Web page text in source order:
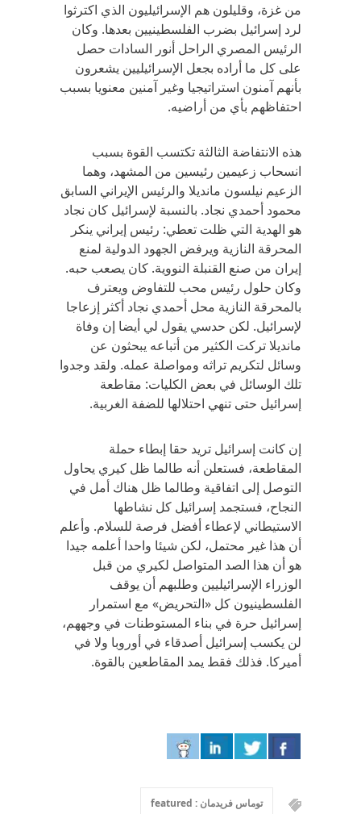
من غزة، وقليلون هم الإسرائيليون الذي اكترثوا
لرد إسرائيل بضرب الفلسطينيين بعدها. وكان
الرئيس المصري الراحل أنور السادات حصل
على كل ما أراده بجعل الإسرائيليين يشعرون
بأنهم آمنون استراتيجيا وغير آمنين معنويا بسبب
احتفاظهم بأي من أراضيه.
هذه الانتفاضة الثالثة تكتسب القوة بسبب
انسحاب زعيمين رئيسين من المشهد، وهما
الزعيم نيلسون مانديلا والرئيس الإيراني السابق
محمود أحمدي نجاد. بالنسبة لإسرائيل كان نجاد
هو الهدية التي ظلت تعطي: رئيس إيراني ينكر
المحرقة النازية ويرفض الجهود الدولية لمنع
إيران من صنع القنبلة النووية. كان يصعب حبه.
وكان حلول رئيس محب للتفاوض ويعترف
بالمحرقة النازية محل أحمدي نجاد أكثر إزعاجا
لإسرائيل. لكن حدسي يقول لي أيضا إن وفاة
مانديلا تركت الكثير من أتباعه يبحثون عن
وسائل لتكريم تراثه ومواصلة عمله. ولقد وجدوا
تلك الوسائل في بعض الكليات: مقاطعة
إسرائيل حتى تنهي احتلالها للضفة الغربية.
إن كانت إسرائيل تريد حقا إبطاء حملة
المقاطعة، فستعلن أنه طالما ظل كيري يحاول
التوصل إلى اتفاقية وطالما ظل هناك أمل في
النجاح، فستجمد إسرائيل كل نشاطها
الاستيطاني لإعطاء أفضل فرصة للسلام. وأعلم
أن هذا غير محتمل، لكن شيئا واحدا أعلمه جيدا
هو أن هذا الصد المتواصل لكيري من قبل
الوزراء الإسرائيليين وطلبهم أن يوقف
الفلسطينيون كل «التحريض» مع استمرار
إسرائيل حرة في بناء المستوطنات في وجههم،
لن يكسب إسرائيل أصدقاء في أوروبا ولا في
أميركا. فذلك فقط يمد المقاطعين بالقوة.
توماس فريدمان : featured